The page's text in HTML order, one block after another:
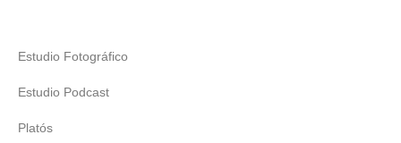
Estudio Fotográfico
Estudio Podcast
Platós